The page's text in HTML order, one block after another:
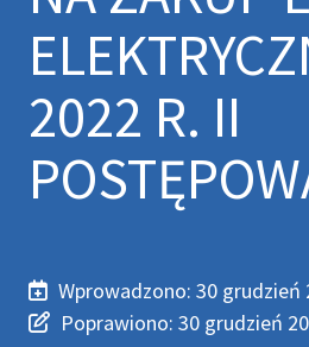
2022 R. II
Wprowadzono
Wprowadzono: 30 grudzień
Poprawiono
Poprawiono: 30 grudzień